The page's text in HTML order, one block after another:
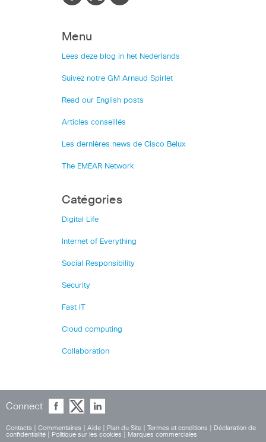
Menu
Lees deze blog in het Nederlands
Suivez notre GM Arnaud Spirlet
Read our English posts
Articles conseillés
Les dernières news de Cisco Belux
The EMEAR Network
Catégories
Digital Life
Internet of Everything
Social Responsibility
Security
Fast IT
Cloud computing
Collaboration
Connect
Contacts Commentaires Aide Plan du Site Termes et conditions
Déclaration de
confidentialité
Politique sur les cookies Marques commerciales